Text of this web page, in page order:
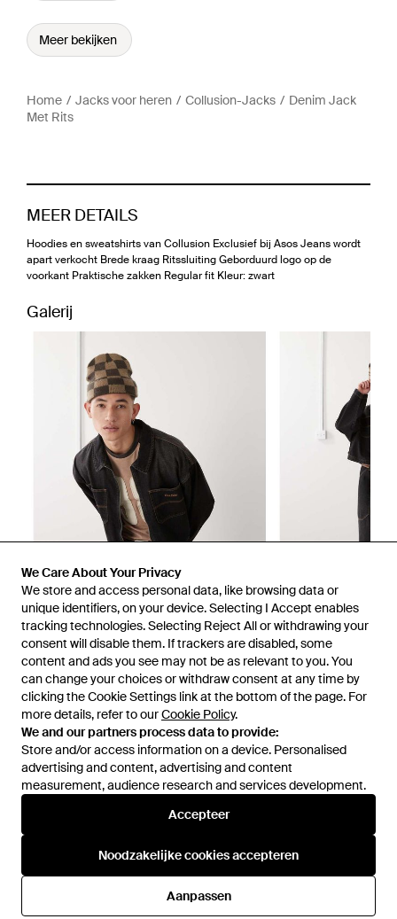
We Care About Your Privacy
We store and access personal data, like browsing data or
unique identifiers, on your device. Selecting I Accept enables
tracking technologies. Selecting Reject All or withdrawing your
consent will disable them. If trackers are disabled, some
content and ads you see may not be as relevant to you. You
can change your choices or withdraw consent at any time by
clicking the Cookie Settings link at the bottom of the page. For
more details, refer to ourCookie Policy.
We and our partners process data to provide:
Store and/or access information on a device. Personalised
advertising and content, advertising and content
measurement, audience research and services development.
Accepteer
Noodzakelijke cookies accepteren
Aanpassen
Meer bekijken
Home Jacks voor heren Collusion-Jacks
Denim Jack
Met Rits
MEER DETAILS
Hoodies en sweatshirts van Collusion Exclusief bij Asos Jeans wordt
apart verkocht Brede kraag Ritssluiting Geborduurd logo op de
voorkant Praktische zakken Regular fit Kleur: zwart
Galerij
Eerder verkocht bij:ASOS
Hulp en informatie